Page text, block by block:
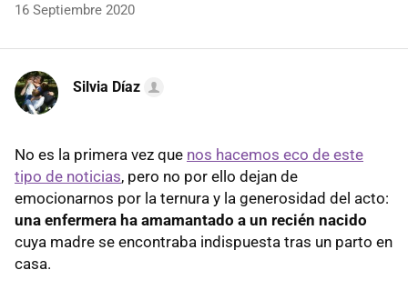
16 Septiembre 2020
Silvia Díaz
No es la primera vez que nos hacemos eco de este
tipo de noticias, pero no por ello dejan de
emocionarnos por la ternura y la generosidad del acto:
una enfermera ha amamantado a un recién nacido
cuya madre se encontraba indispuesta tras un parto en
casa.